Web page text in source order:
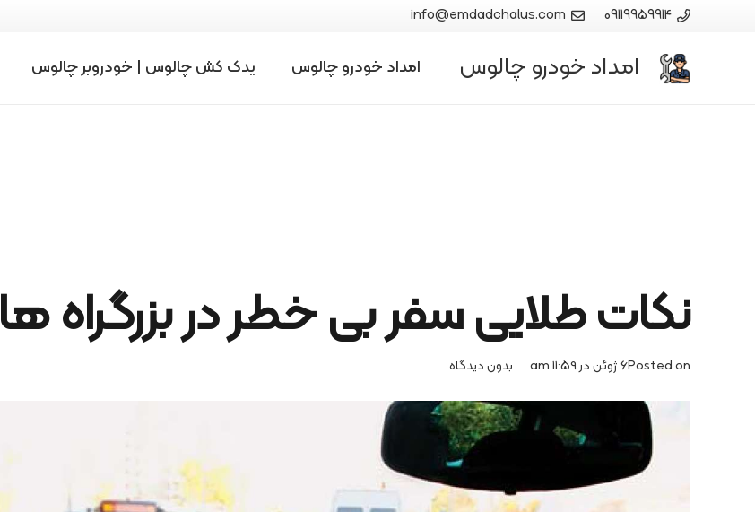
09119959914
info@emdadchalus.com
امداد خودرو چالوس امداد خودرو چالوس یدک کش چالوس | خودروبر چالوس
نکات طلایی سفر بی خطر در بزرگراه ها
Posted on6 ژوئن در 11:59 am بدون دیدگاه